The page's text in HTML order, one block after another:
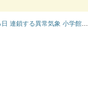
連鎖する異常気象 小学館新書